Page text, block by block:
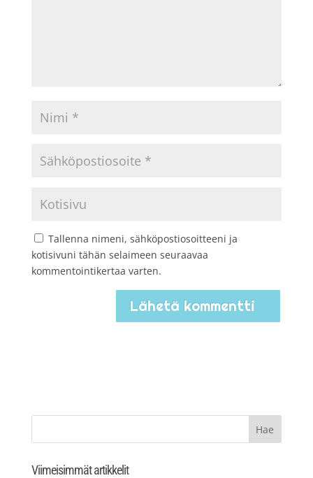
Tallenna nimeni, sähköpostiosoitteeni ja
kotisivuni tähän selaimeen seuraavaa
kommentointikertaa varten.
Viimeisimmät artikkelit